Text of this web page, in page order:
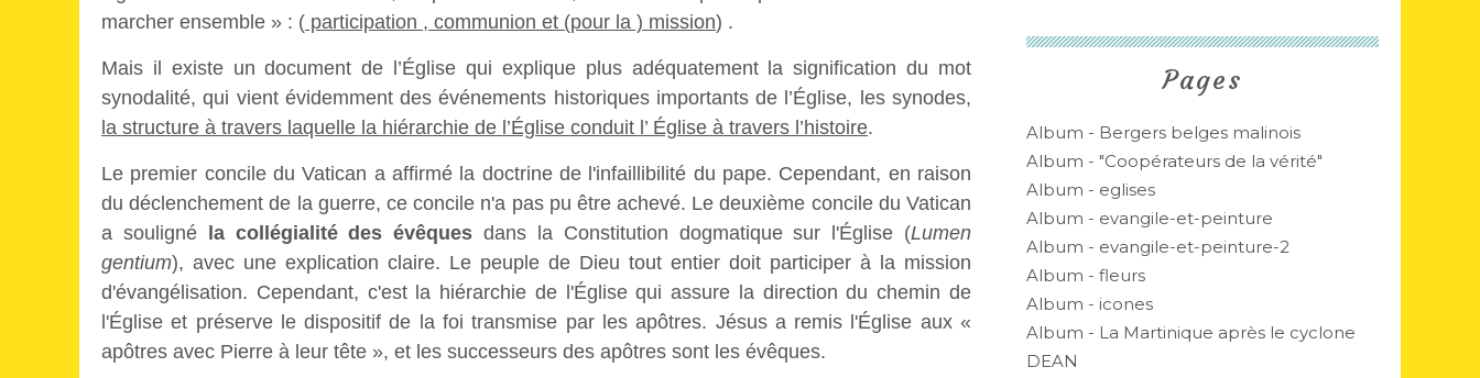
marcher ensemble » : ( participation , communion et (pour la ) mission) .
Mais il existe un document de l’Église qui explique plus adéquatement la signification du mot
synodalité, qui vient évidemment des événements historiques importants de l’Église, les synodes,
la structure à travers laquelle la hiérarchie de l’Église conduit l’ Église à travers l’histoire.
Le premier concile du Vatican a affirmé la doctrine de l'infaillibilité du pape. Cependant, en raison
du déclenchement de la guerre, ce concile n'a pas pu être achevé. Le deuxième concile du Vatican
a souligné
la collégialité des évêques dans la Constitution dogmatique sur l'Église (Lumen
gentium), avec une explication claire. Le peuple de Dieu tout entier doit participer à la mission
d'évangélisation. Cependant, c'est la hiérarchie de l'Église qui assure la direction du chemin de
l'Église et préserve le dispositif de la foi transmise par les apôtres. Jésus a remis l'Église aux «
apôtres avec Pierre à leur tête », et les successeurs des apôtres sont les évêques.
Pages
Album - Bergers belges malinois
Album - "Coopérateurs de la vérité"
Album - eglises
Album - evangile-et-peinture
Album - evangile-et-peinture-2
Album - fleurs
Album - icones
Album - La Martinique après le cyclone
DEAN